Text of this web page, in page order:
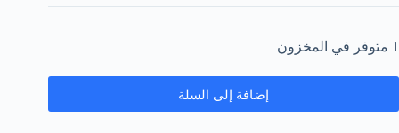
1 متوفر في المخزون
إضافة إلى السلة